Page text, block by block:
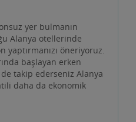
yer bulmanın
Alanya otellerinde
yaptırmanızı öneriyoruz.
başlayan erken
takip ederseniz Alanya
daha da ekonomik